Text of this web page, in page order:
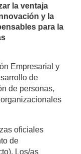
la ventaja
y la
para la
Empresarial y
de
de personas,
oficiales
de
Los/as